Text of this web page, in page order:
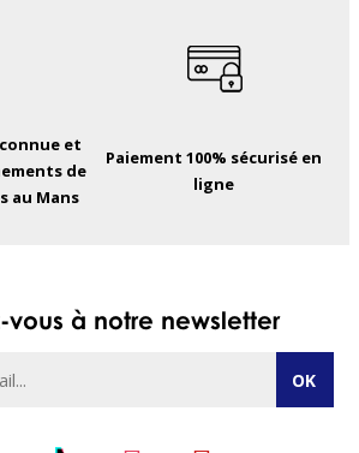
et
de
au Mans
Paiement 100% sécurisé en
ligne
vous à notre newsletter